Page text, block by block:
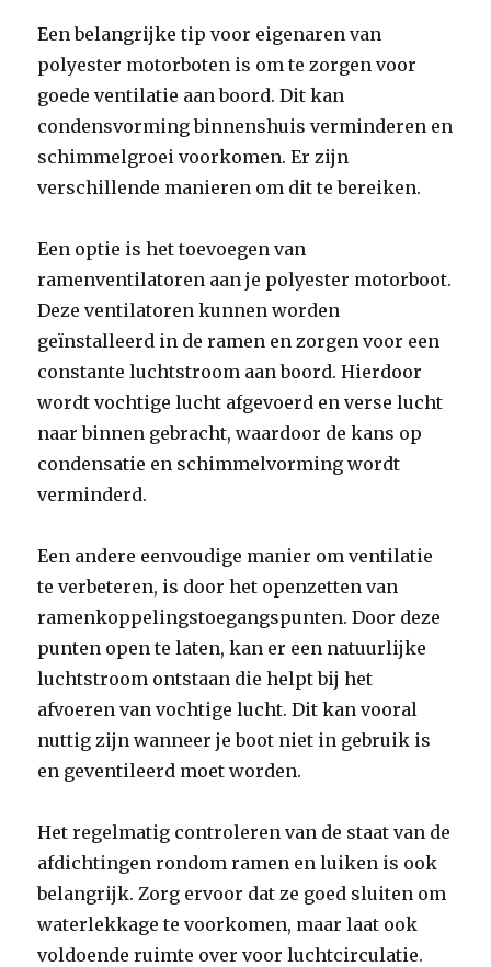
Een belangrijke tip voor eigenaren van
polyester motorboten is om te zorgen voor
goede ventilatie aan boord. Dit kan
condensvorming binnenshuis verminderen en
schimmelgroei voorkomen. Er zijn
verschillende manieren om dit te bereiken.
Een optie is het toevoegen van
ramenventilatoren aan je polyester motorboot.
Deze ventilatoren kunnen worden
geïnstalleerd in de ramen en zorgen voor een
constante luchtstroom aan boord. Hierdoor
wordt vochtige lucht afgevoerd en verse lucht
naar binnen gebracht, waardoor de kans op
condensatie en schimmelvorming wordt
verminderd.
Een andere eenvoudige manier om ventilatie
te verbeteren, is door het openzetten van
ramenkoppelingstoegangspunten. Door deze
punten open te laten, kan er een natuurlijke
luchtstroom ontstaan ​​die helpt bij het
afvoeren van vochtige lucht. Dit kan vooral
nuttig zijn wanneer je boot niet in gebruik is
en geventileerd moet worden.
Het regelmatig controleren van de staat van de
afdichtingen rondom ramen en luiken is ook
belangrijk. Zorg ervoor dat ze goed sluiten om
waterlekkage te voorkomen, maar laat ook
voldoende ruimte over voor luchtcirculatie.